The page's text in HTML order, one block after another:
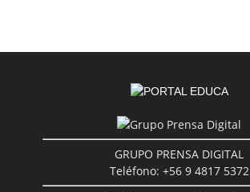
GRUPO PRENSA DIGITAL
Teléfono: +56 9 4817 5372